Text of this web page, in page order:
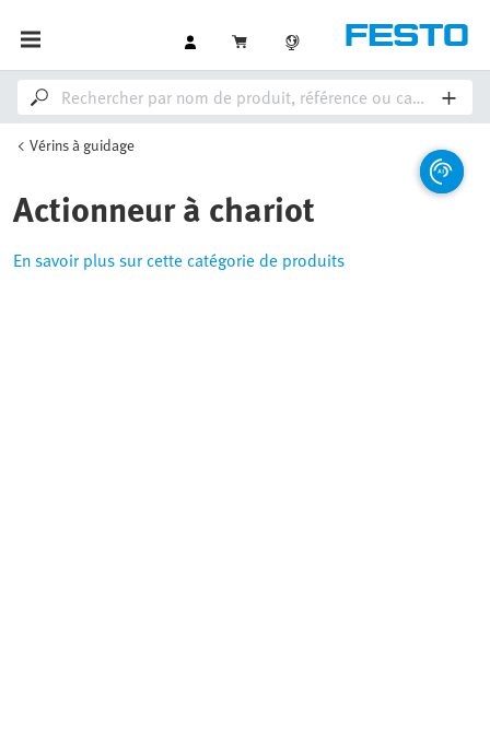
Vérins à guidage
Actionneur à chariot
En savoir plus sur cette catégorie de produits